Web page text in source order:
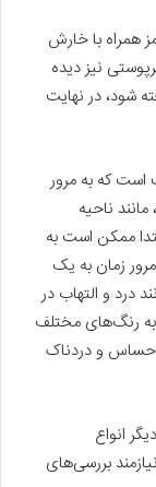
با خارش
نیز دیده
شود، در نهایت
است که به مرور
ناحیه
ممکن است به
زمان به یک
درد و التهاب در
رنگ‌های مختلف
حساس و دردناک
انواع
بررسی‌های